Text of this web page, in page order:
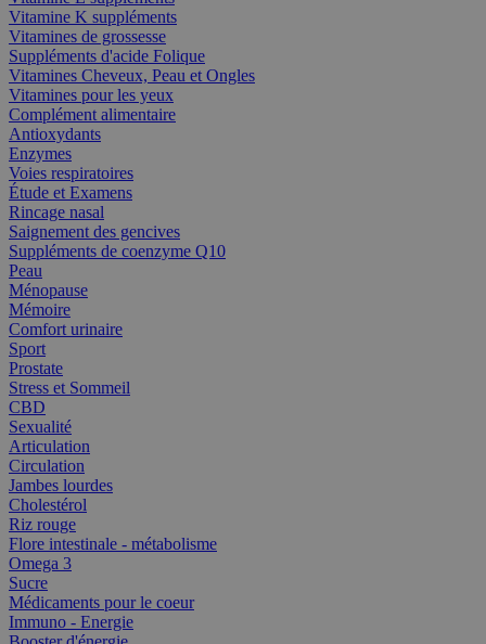
Vitamine K suppléments
Vitamines de grossesse
Suppléments d'acide Folique
Vitamines Cheveux, Peau et Ongles
Vitamines pour les yeux
Complément alimentaire
Antioxydants
Enzymes
Voies respiratoires
Étude et Examens
Rincage nasal
Saignement des gencives
Suppléments de coenzyme Q10
Peau
Ménopause
Mémoire
Comfort urinaire
Sport
Prostate
Stress et Sommeil
CBD
Sexualité
Articulation
Circulation
Jambes lourdes
Cholestérol
Riz rouge
Flore intestinale - métabolisme
Omega 3
Sucre
Médicaments pour le coeur
Immuno - Energie